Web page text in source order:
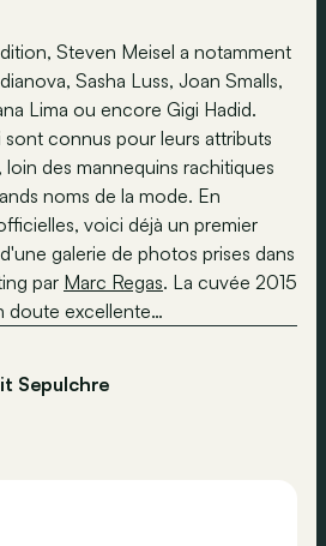
Steven Meisel a notamment
Sasha Luss, Joan Smalls,
Lima ou encore Gigi Hadid.
sont connus pour leurs attributs
des mannequins rachitiques
noms de la mode. En
voici déjà un premier
galerie de photos prises dans
par Marc Regas. La cuvée 2015
doute excellente…
Sepulchre